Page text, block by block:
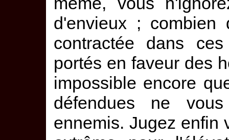
d'envieux ; combien
contractée dans
portés en faveur des
impossible encore
défendues ne
ennemis. Jugez enfin